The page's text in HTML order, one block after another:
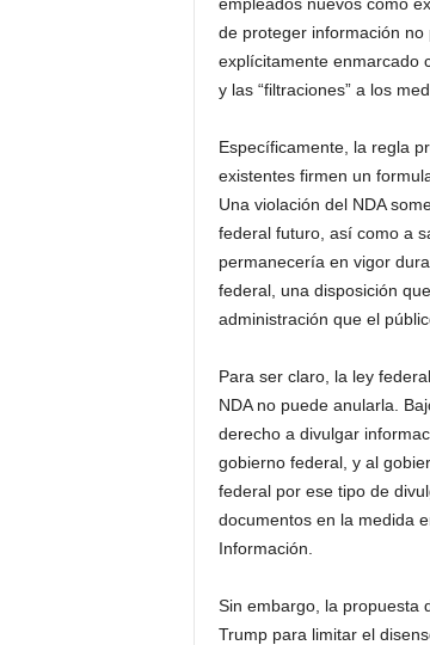
de proteger información no
explícitamente enmarcado
y las “filtraciones” a los
Específicamente, la regla
existentes firmen un
Una violación del NDA
federal futuro, así como a
permanecería en vigor
federal, una disposición
administración que el
Para ser claro, la ley
NDA no puede anularla.
derecho a divulgar
gobierno federal, y al
federal por ese tipo de
documentos en la medida
Información.
Sin embargo, la propuesta
Trump para limitar el